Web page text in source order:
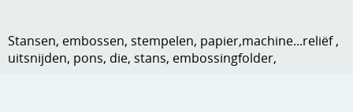
Netjes opbergen
Papier en karton
Stansen, embossen, stempelen, papier,machine...reliëf ,
uitsnijden, pons, die, stans, embossingfolder,